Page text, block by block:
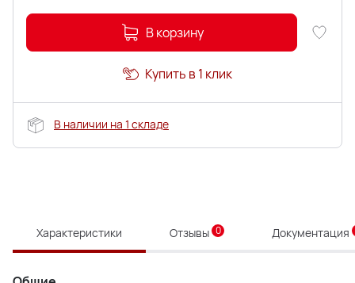
В корзину
Купить в 1 клик
В наличии на 1 складе
Характеристики Отзывы 0 Документация